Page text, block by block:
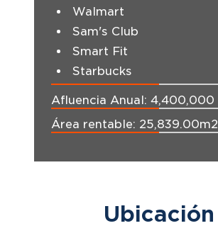
Walmart
Sam's Club
Smart Fit
Starbucks
Afluencia Anual: 4,400,000
Área rentable: 25,839.00m2
Ubicación